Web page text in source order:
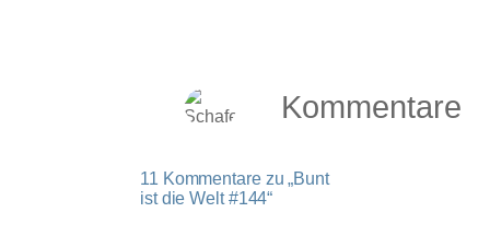
Kommentare
11 Kommentare zu „Bunt
ist die Welt #144“